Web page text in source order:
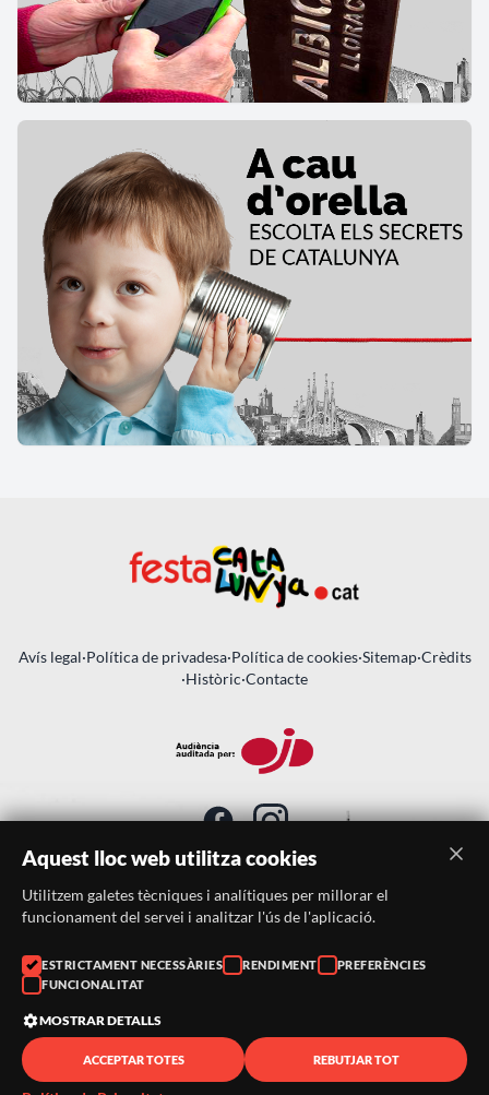
Avís legal·Política de privadesa·Política de cookies·Sitemap·Crèdits
·Històric·Contacte
SUBSCRIU-TE AL BUTLLETÍ
Telèfon:
938046359
Correu:
© 2026 ·FestaCatalunya
— Tots els drets reservats · Web
desenvolupada amb ❤️ perCompsaOnline
Aquest lloc web utilitza cookies
Utilitzem galetes tècniques i analítiques per millorar el
funcionament del servei i analitzar l'ús de l'aplicació.
ESTRICTAMENT NECESSÀRIES RENDIMENT
PREFERÈNCIES
FUNCIONALITAT
MOSTRAR DETALLS
ACCEPTAR TOTES REBUTJAR TOT